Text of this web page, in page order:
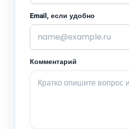
Email, если удобно
Комментарий